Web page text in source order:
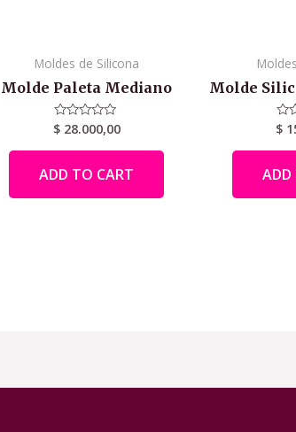
Moldes de Silicona
Molde Paleta Mediano
Rated
0
out
5
$28.000,00
ADD TO CART
Molde
0
out
5
$
ADD